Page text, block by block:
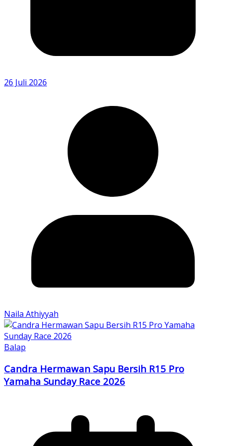
26 Juli 2026
Naila Athiyyah
Balap
Candra Hermawan Sapu Bersih R15 Pro
Yamaha Sunday Race 2026